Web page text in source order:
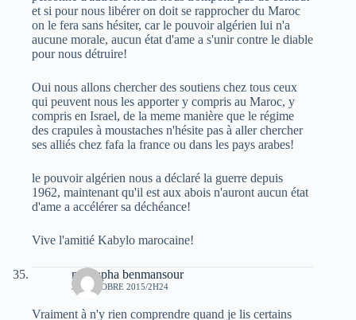
et si pour nous libérer on doit se rapprocher du Maroc
on le fera sans hésiter, car le pouvoir algérien lui n'a
aucune morale, aucun état d'ame a s'unir contre le diable
pour nous détruire!
Oui nous allons chercher des soutiens chez tous ceux
qui peuvent nous les apporter y compris au Maroc, y
compris en Israel, de la meme manière que le régime
des crapules à moustaches n'hésite pas à aller chercher
ses alliés chez fafa la france ou dans les pays arabes!
le pouvoir algérien nous a déclaré la guerre depuis
1962, maintenant qu'il est aux abois n'auront aucun état
d'ame a accélérer sa déchéance!
Vive l'amitié Kabylo marocaine!
mustapha benmansour
30 OCTOBRE 2015/2H24
Vraiment à n'y rien comprendre quand je lis certains